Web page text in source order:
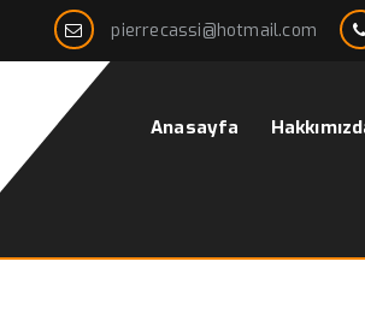
pierrecassi@hotmail.com
Anasayfa